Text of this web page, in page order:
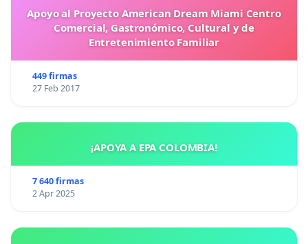
Apoyo al Proyecto American Dream Miami Centro
Comercial, Gastronómico, Cultural y de
Entretenimiento Familiar
449 firmas
27 Feb 2017
¡APOYA A EPA COLOMBIA!
7 640 firmas
2 Apr 2025